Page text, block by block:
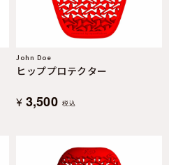
John Doe
ヒッププロテクター
¥ 3,500 税込